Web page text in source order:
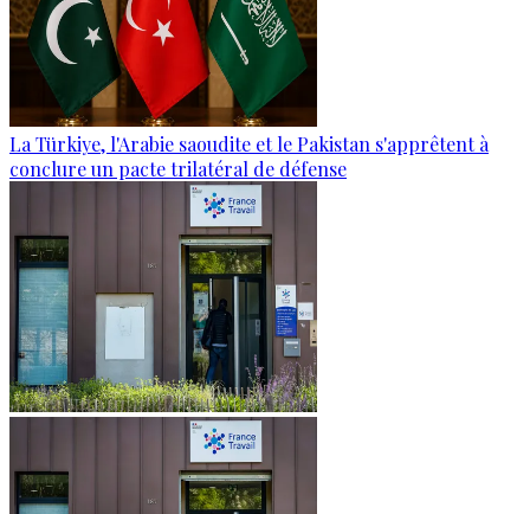
La Türkiye, l'Arabie saoudite et le Pakistan s'apprêtent à
conclure un pacte trilatéral de défense